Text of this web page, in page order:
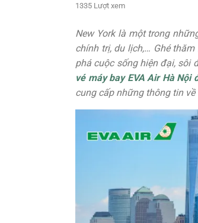
1335 Lượt xem
New York là một trong
chính trị, du lịch,… Ghé
phá cuộc sống hiện đại, sôi
vé máy bay EVA Air Hà Nội
cung cấp những thông tin